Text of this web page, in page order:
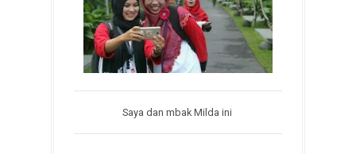
Saya dan mbak Milda ini